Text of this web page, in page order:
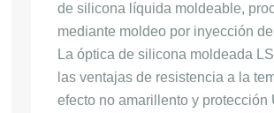
de silicona líquida moldeable,
mediante moldeo por inyección
La óptica de silicona moldeada
las ventajas de resistencia a la
efecto no amarillento y protección